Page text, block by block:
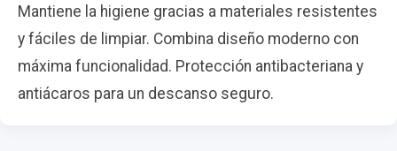
Mantiene la higiene gracias a materiales resistentes
y fáciles de limpiar. Combina diseño moderno con
máxima funcionalidad. Protección antibacteriana y
antiácaros para un descanso seguro.